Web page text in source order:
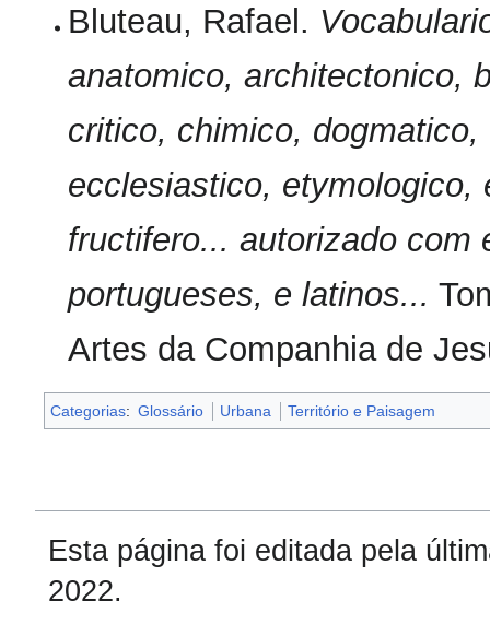
Bluteau, Rafael.
anatomico, architectonico,
critico, chimico,
ecclesiastico, etymologico,
fructifero... autorizado com
portugueses, e latinos...
Artes da Companhia de
Categorias: Glossário Urbana Território e Paisagem
Esta página foi editada pela
2022.